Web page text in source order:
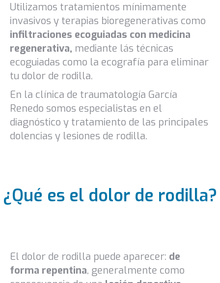
Utilizamos tratamientos mínimamente
invasivos y terapias bioregenerativas como
infiltraciones ecoguiadas con medicina
regenerativa, mediante lás técnicas
ecoguiadas como la ecografía para eliminar
tu dolor de rodilla.
En la clínica de traumatología García
Renedo somos especialistas en el
diagnóstico y tratamiento de las principales
dolencias y lesiones de rodilla.
¿Qué es el dolor de rodilla?
El dolor de rodilla puede aparecer: de
forma repentina, generalmente como